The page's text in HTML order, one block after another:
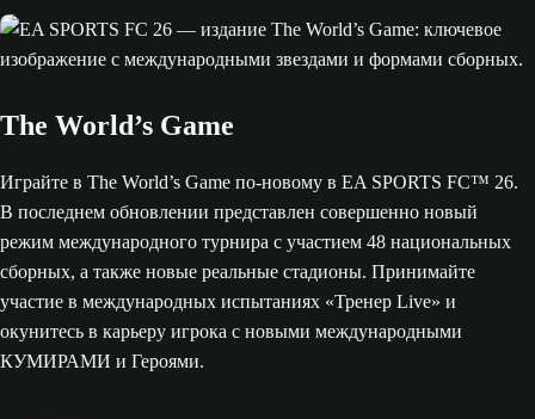
The World’s Game
Играйте в The World’s Game по-новому в EA SPORTS FC™ 26.
В последнем обновлении представлен совершенно новый
режим международного турнира с участием 48 национальных
сборных, а также новые реальные стадионы. Принимайте
участие в международных испытаниях «Тренер Live» и
окунитесь в карьеру игрока с новыми международными
КУМИРАМИ и Героями.